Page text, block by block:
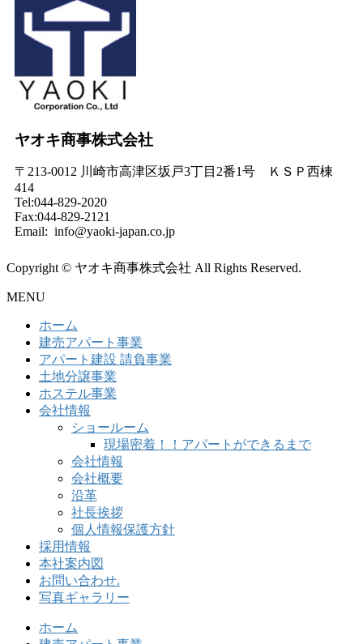
ヤオキ商事株式会社
〒213-0012 川崎市高津区坂戸3丁目2番1号 ＫＳＰ西棟
414
Tel:044-829-2020
Fax:044-829-2121
Email: info@yaoki-japan.co.jp
Copyright © ヤオキ商事株式会社 All Rights Reserved.
MENU
ホーム
建売アパート事業
アパート建設 請負事業
土地分譲事業
ホステル事業
会社情報
ショールーム
現場密着！！アパートができるまで
会社情報
会社概要
沿革
社長挨拶
個人情報保護方針
採用情報
本社案内図
お問い合わせ.
写真ギャラリー
ホーム